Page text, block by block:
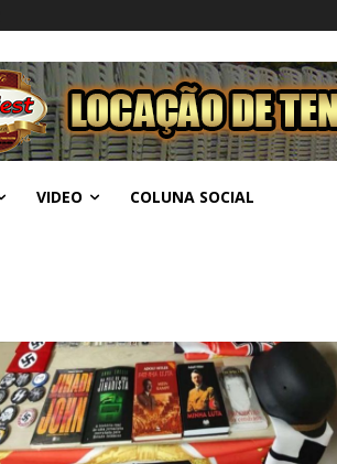
VIDEO COLUNA SOCIAL